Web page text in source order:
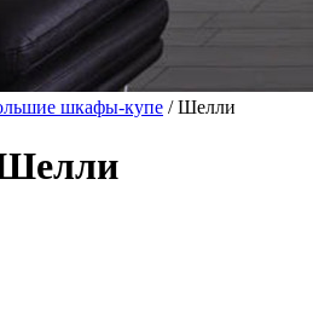
шкафы-купе / Шелли